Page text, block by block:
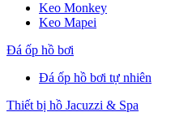
Keo Monkey
Keo Mapei
Đá ốp hồ bơi
Đá ốp hồ bơi tự nhiên
Thiết bị hồ Jacuzzi & Spa